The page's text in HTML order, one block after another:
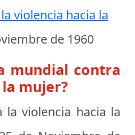
violencia hacia la
de 1960
mundial contra
mujer?
la violencia hacia la